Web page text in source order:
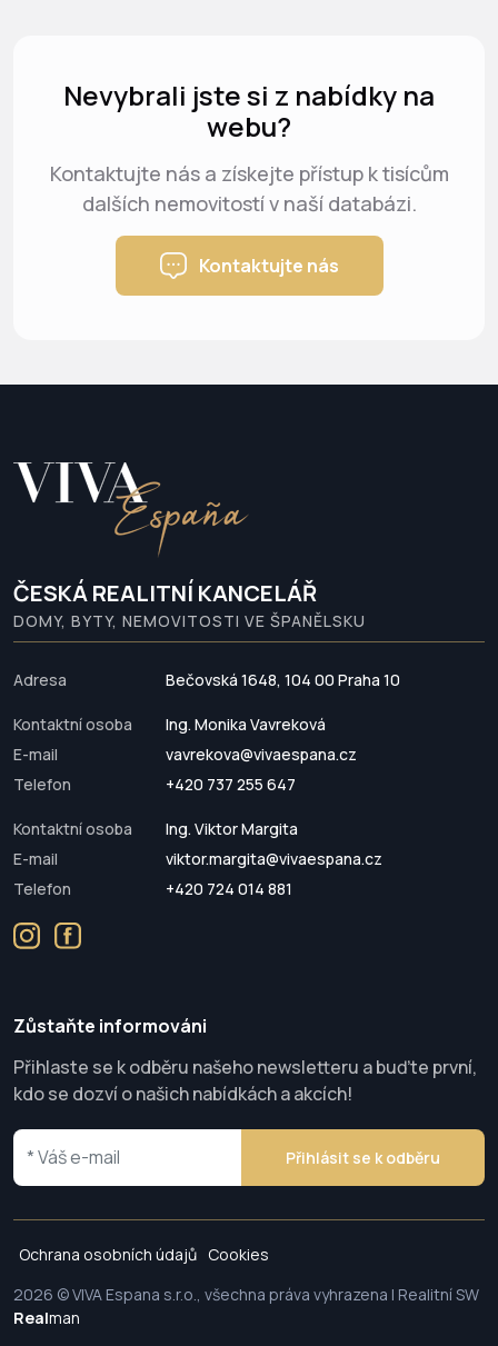
Nevybrali jste si z nabídky na
webu?
Kontaktujte nás a získejte přístup k tisícům
dalších nemovitostí v naší databázi.
Kontaktujte nás
ČESKÁ REALITNÍ KANCELÁŘ
DOMY, BYTY, NEMOVITOSTI VE ŠPANĚLSKU
Adresa Bečovská 1648, 104 00 Praha 10
Kontaktní osoba
Ing. Monika Vavreková
E-mail
vavrekova@vivaespana.cz
Telefon
+420 737 255 647
Kontaktní osoba
Ing. Viktor Margita
E-mail
viktor.margita@vivaespana.cz
Telefon
+420 724 014 881
Zůstaňte informováni
Přihlaste se k odběru našeho newsletteru a buďte první,
kdo se dozví o našich nabídkách a akcích!
Přihlásit se k odběru
Ochrana osobních údajů Cookies
2026 © VIVA Espana s.r.o., všechna práva vyhrazena | Realitní SW
Realman